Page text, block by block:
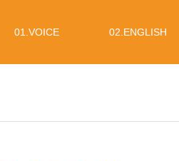
01.VOICE 02.ENGLISH